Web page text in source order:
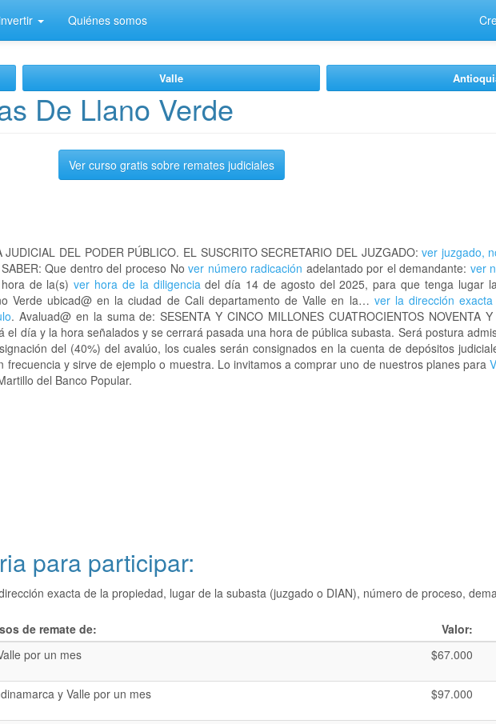
Quiénes somos
Valle
De Llano Verde
Ver curso gratis sobre remates judiciales
DEL PODER PÚBLICO. EL SUSCRITO SECRETARIO DEL JUZGADO: ver juzgado,
Que dentro del proceso Nover número radicación adelantado por el demandante: ver
de la(s)ver hora de la diligenciadel día 14 de agosto del 2025, para que tenga lugar
Verde ubicad@ en la ciudad de Cali departamento de Valle en la… ver la dirección exacta
. Avaluad@ en la suma de: SESENTA Y CINCO MILLONES CUATROCIENTOS NOVENTA
el día y la hora señalados y se cerrará pasada una hora de pública subasta. Será postura
del (40%) del avalúo, los cuales serán consignados en la cuenta de depósitos
frecuencia y sirve de ejemplo o muestra. Lo invitamos a comprar uno de nuestros planes para
del Banco Popular.
para participar:
exacta de la propiedad, lugar de la subasta (juzgado o DIAN), número de proceso,
de remate de:
Valor:
por un mes
$67.000
y Valle por un mes
$97.000